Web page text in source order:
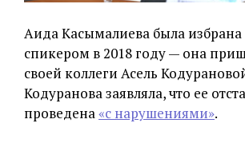
Аида Касымалиева была
спикером в 2018 году — она
своей коллеги Асель
Кодуранова заявляла, что ее
проведена«с нарушениями».